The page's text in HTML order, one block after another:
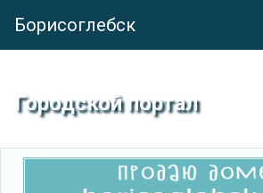
Борисоглебск
Городской портал